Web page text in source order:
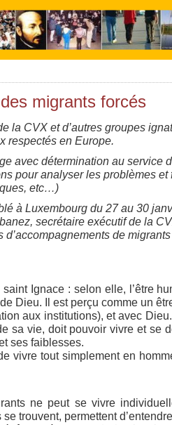
migrants forcés
CVX et d’autres groupes
respectés en Europe.
avec détermination au service
pour analyser les problèmes
etc…)
à Luxembourg du 27 au 30
secrétaire exécutif de la
de
Ignace : selon elle, l’être
Dieu. Il est perçu comme un
aux institutions), et avec
sa vie, doit pouvoir vivre et se
ses faiblesses.
vivre tout simplement en
ne peut se vivre
trouvent, permettent